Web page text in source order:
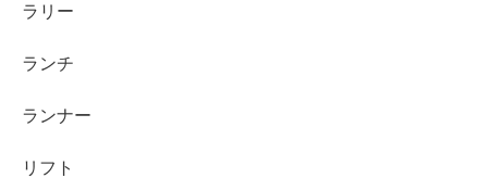
ラリー
ランチ
ランナー
リフト